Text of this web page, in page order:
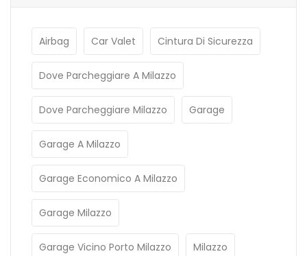
Airbag Car Valet Cintura Di Sicurezza
Dove Parcheggiare A Milazzo
Dove Parcheggiare Milazzo Garage
Garage A Milazzo
Garage Economico A Milazzo
Garage Milazzo
Garage Vicino Porto Milazzo Milazzo